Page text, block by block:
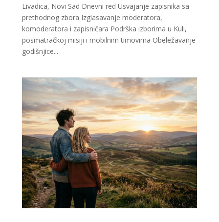
Livadica, Novi Sad Dnevni red Usvajanje zapisnika sa
prethodnog zbora Izglasavanje moderatora,
komoderatora i zapisničara Podrška izborima u Kuli,
posmatračkoj misiji i mobilnim timovima Obeležavanje
godišnjice...